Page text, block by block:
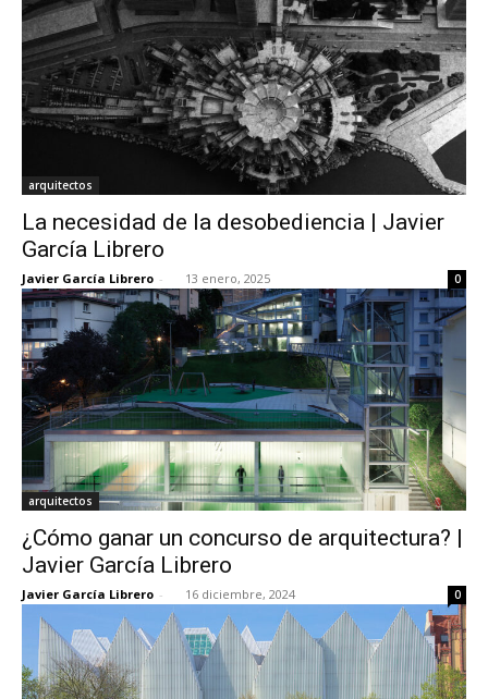
arquitectos
La necesidad de la desobediencia | Javier
García Librero
Javier García Librero - 13 enero, 2025 0
arquitectos
¿Cómo ganar un concurso de arquitectura? |
Javier García Librero
Javier García Librero - 16 diciembre, 2024 0